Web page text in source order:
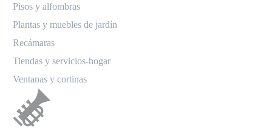
Pisos y alfombras
Plantas y muebles de jardín
Recámaras
Tiendas y servicios-hogar
Ventanas y cortinas